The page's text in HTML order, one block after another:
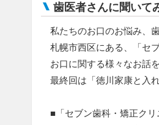
歯医者さんに聞いて
私たちのお口のお悩み、
札幌市西区にある、「セ
お口に関する様々なお話
最終回は「徳川家康と入
■「セブン歯科・矯正クリ